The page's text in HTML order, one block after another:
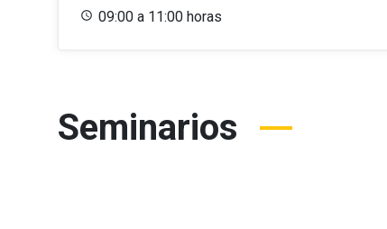
09:00 a 11:00 horas
Seminarios